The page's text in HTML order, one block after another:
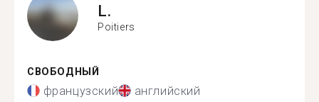
L.
Poitiers
СВОБОДНЫЙ
французский английский